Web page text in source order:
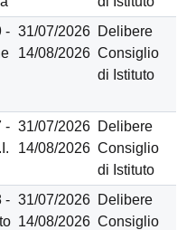
- 31/07/2026
14/08/2026
Delibere
Consiglio
di Istituto
- 31/07/2026
14/08/2026
Delibere
Consiglio
di Istituto
- 31/07/2026
14/08/2026
Delibere
Consiglio